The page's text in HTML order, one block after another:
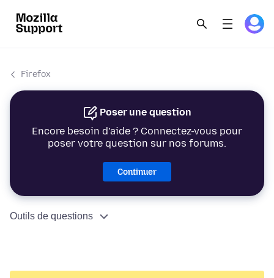
Firefox
Poser une question
Encore besoin d’aide ? Connectez-vous pour
poser votre question sur nos forums.
Continuer
Outils de questions